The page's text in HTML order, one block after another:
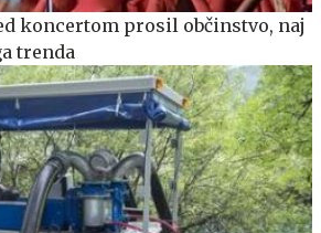
koncertom prosil občinstvo, naj
trenda